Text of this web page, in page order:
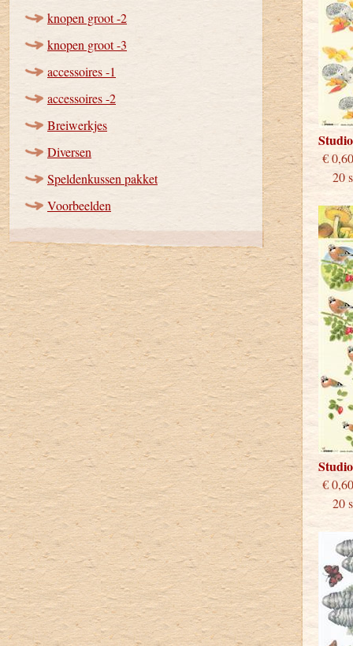
knopen groot -2
knopen groot -3
accessoires -1
accessoires -2
Breiwerkjes
Diversen
Speldenkussen pakket
Voorbeelden
20
20